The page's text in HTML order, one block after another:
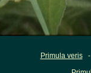
Primula veris-